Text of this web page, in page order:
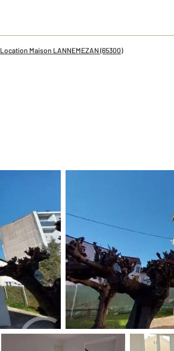
Location Maison LANNEMEZAN (65300)